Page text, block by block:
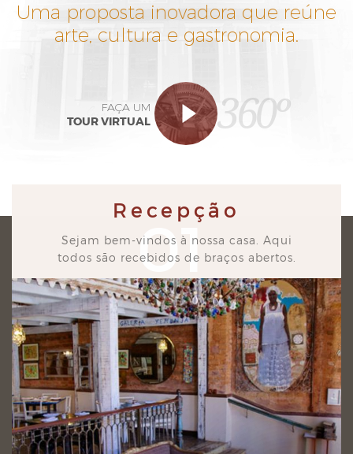
Uma proposta inovadora que reúne
arte, cultura e gastronomia.
FAÇA UM
TOUR VIRTUAL 360º
01
Recepção
Sejam bem-vindos à nossa casa. Aqui
todos são recebidos de braços abertos.